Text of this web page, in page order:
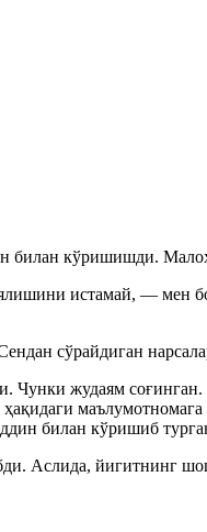
кўришишди.
истамай, — мен
сўрайдиган
жудаям
билан кўришиб
Аслида, йигитнинг